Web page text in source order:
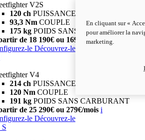
V2S
120 ch PUISSANCE
93,3 Nm COUPLE
175 kg POIDS SANS CARBURANT
de 18 190€ ou 169€/mois i
le Découvrez-le
V4
214 ch PUISSANCE
120 Nm COUPLE
191 kg POIDS SANS CARBURANT
de 25 290€ ou 279€/mois i
le Découvrez-le
En cliquant sur «
pour améliorer la
marketing.